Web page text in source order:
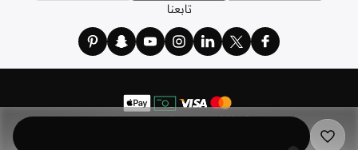
تابعنا
© 2026 نمشي. كل الحقوق محفوظة